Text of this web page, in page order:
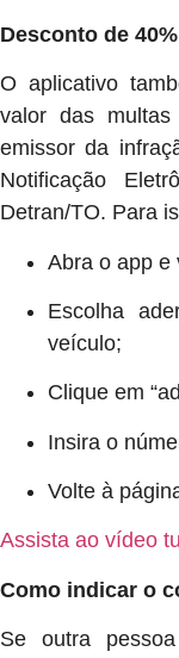
Desconto de
O aplicativo
valor das
emissor da
Notificação
Detran/TO. Para
Abra o app e
Escolha
veículo;
Clique em
Insira o
Volte à
Assista ao vídeo
Como indicar o
Se outra